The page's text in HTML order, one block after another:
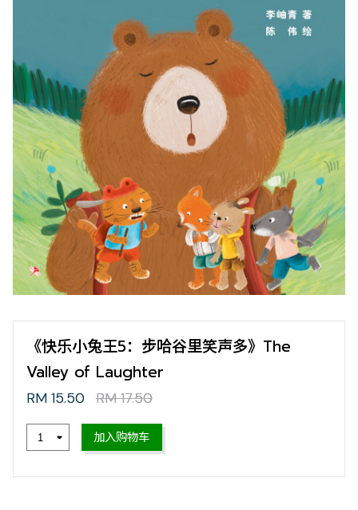
《快乐小兔王5：步哈谷里笑声多》The
Valley of Laughter
RM 15.50 RM 17.50
加入购物车